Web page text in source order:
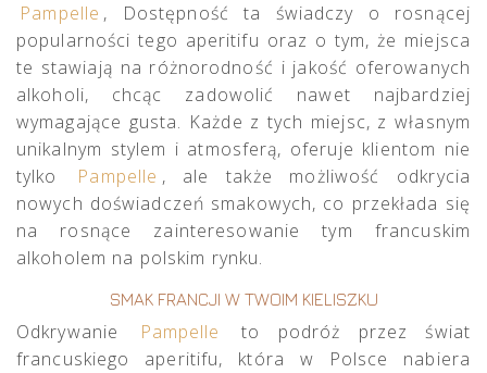
Pampelle , Dostępność ta świadczy o rosnącej
popularności tego aperitifu oraz o tym, że miejsca
te stawiają na różnorodność i jakość oferowanych
alkoholi, chcąc zadowolić nawet najbardziej
wymagające gusta. Każde z tych miejsc, z własnym
unikalnym stylem i atmosferą, oferuje klientom nie
tylko
Pampelle , ale także możliwość odkrycia
nowych doświadczeń smakowych, co przekłada się
na rosnące zainteresowanie tym francuskim
alkoholem na polskim rynku.
SMAK FRANCJI W TWOIM KIELISZKU
Odkrywanie Pampelle
to podróż przez świat
francuskiego aperitifu, która w Polsce nabiera